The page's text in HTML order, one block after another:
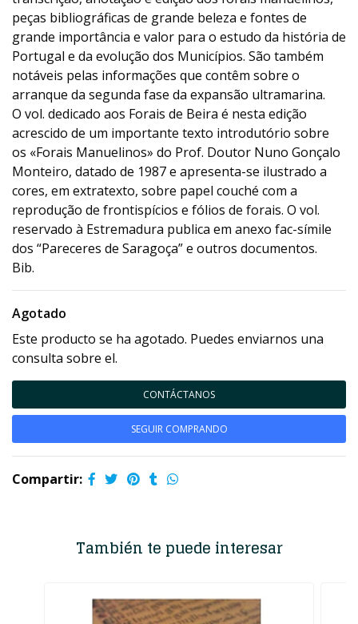
peças bibliográficas de grande beleza e fontes de
grande importância e valor para o estudo da história de
Portugal e da evolução dos Municípios. São também
notáveis pelas informações que contêm sobre o
arranque da segunda fase da expansão ultramarina.
O vol. dedicado aos Forais de Beira é nesta edição
acrescido de um importante texto introdutório sobre
os «Forais Manuelinos» do Prof. Doutor Nuno Gonçalo
Monteiro, datado de 1987 e apresenta-se ilustrado a
cores, em extratexto, sobre papel couché com a
reprodução de frontispícios e fólios de forais. O vol.
reservado à Estremadura publica em anexo fac-símile
dos “Pareceres de Saragoça” e outros documentos.
Bib.
Agotado
Este producto se ha agotado. Puedes enviarnos una
consulta sobre el.
CONTÁCTANOS
SEGUIR COMPRANDO
Compartir:
También te puede interesar